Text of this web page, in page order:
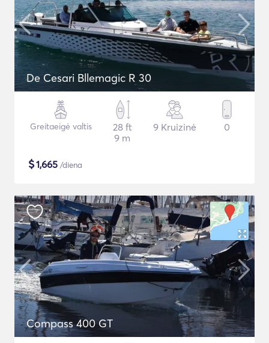
De Cesari Bllemagic R 30
Greitaeigė valtis
28 ft
9 m
9 Kruizinė 0
$1,665 /diena
Compass 400 GT